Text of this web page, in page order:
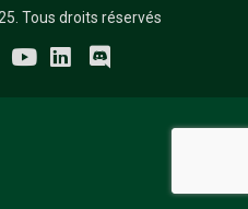
Tous droits réservés